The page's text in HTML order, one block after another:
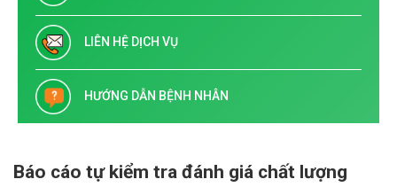
LIÊN HỆ DỊCH VỤ
HƯỚNG DẪN BỆNH NHÂN
Báo cáo tự kiểm tra đánh giá chất lượng